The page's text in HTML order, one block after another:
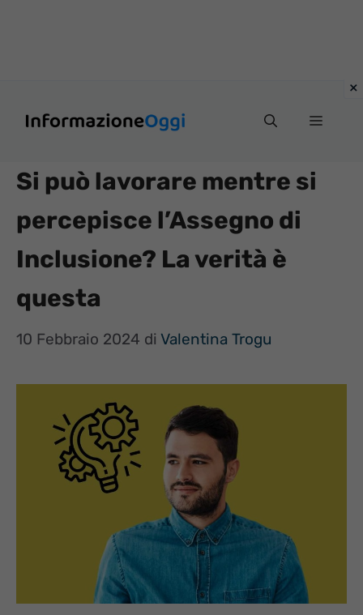
Menu
Si può lavorare mentre si
percepisce l’Assegno di
Inclusione? La verità è
questa
10 Febbraio 2024 di Valentina Trogu